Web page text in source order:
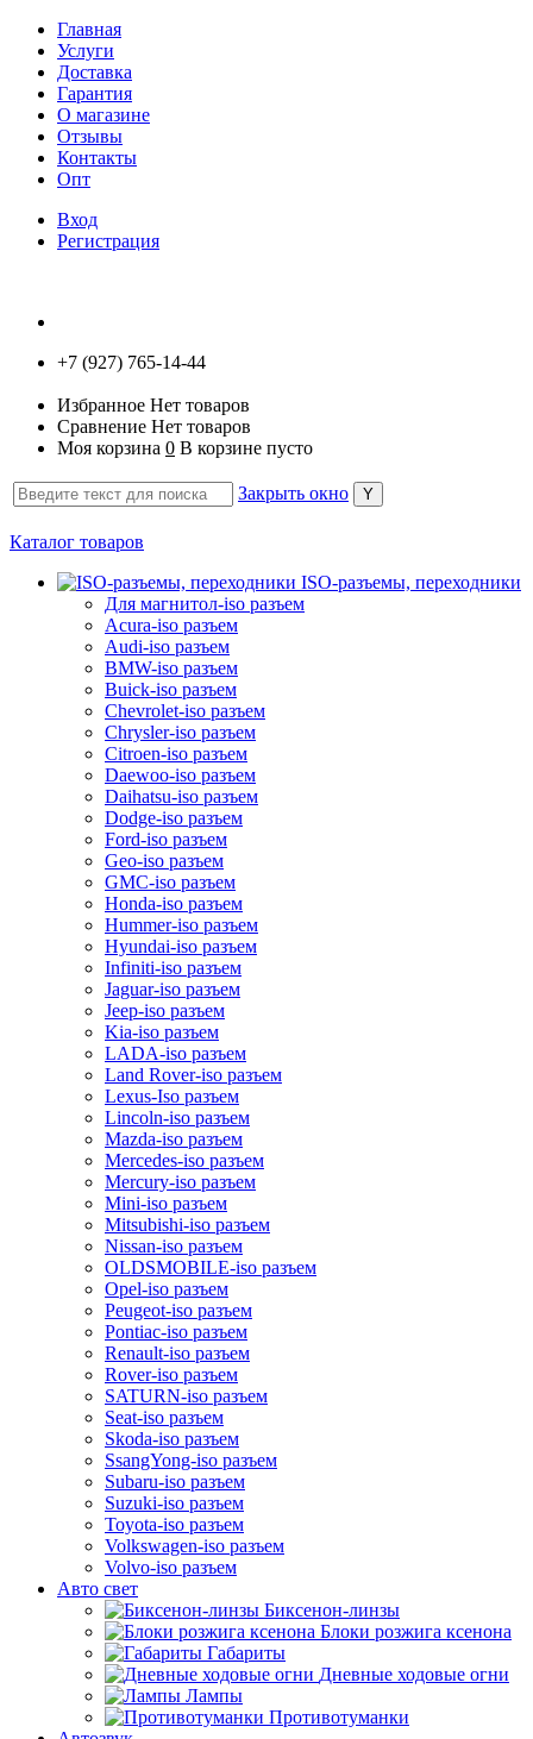
Главная
Услуги
Доставка
Гарантия
О магазине
Отзывы
Контакты
Опт
Вход
Регистрация
+7 (927) 765-14-44
Избранное Нет товаров
Сравнение Нет товаров
Моя корзина 0 В корзине пусто
Закрыть окно
Каталог товаров
ISO-разъемы, переходники
Для магнитол-iso разъем
Acura-iso разъем
Audi-iso разъем
BMW-iso разъем
Buick-iso разъем
Chevrolet-iso разъем
Chrysler-iso разъем
Citroen-iso разъем
Daewoo-iso разъем
Daihatsu-iso разъем
Dodge-iso разъем
Ford-iso разъем
Geo-iso разъем
GMC-iso разъем
Honda-iso разъем
Hummer-iso разъем
Hyundai-iso разъем
Infiniti-iso разъем
Jaguar-iso разъем
Jeep-iso разъем
Kia-iso разъем
LADA-iso разъем
Land Rover-iso разъем
Lexus-Iso разъем
Lincoln-iso разъем
Mazda-iso разъем
Mercedes-iso разъем
Mercury-iso разъем
Mini-iso разъем
Mitsubishi-iso разъем
Nissan-iso разъем
OLDSMOBILE-iso разъем
Opel-iso разъем
Peugeot-iso разъем
Pontiac-iso разъем
Renault-iso разъем
Rover-iso разъем
SATURN-iso разъем
Seat-iso разъем
Skoda-iso разъем
SsangYong-iso разъем
Subaru-iso разъем
Suzuki-iso разъем
Toyota-iso разъем
Volkswagen-iso разъем
Volvo-iso разъем
Авто свет
Биксенон-линзы
Блоки розжига ксенона
Габариты
Дневные ходовые огни
Лампы
Противотуманки